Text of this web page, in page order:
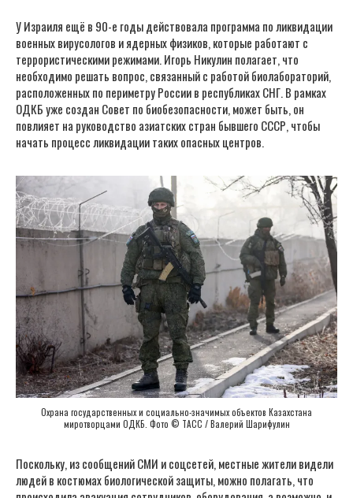
У Израиля ещё в 90-е годы действовала программа по ликвидации
военных вирусологов и ядерных физиков, которые работают с
террористическими режимами. Игорь Никулин полагает, что
необходимо решать вопрос, связанный с работой биолабораторий,
расположенных по периметру России в республиках СНГ. В рамках
ОДКБ уже создан Совет по биобезопасности, может быть, он
повлияет на руководство азиатских стран бывшего СССР, чтобы
начать процесс ликвидации таких опасных центров.
Охрана государственных и социально-значимых объектов Казахстана
миротворцами ОДКБ. Фото © ТАСС / Валерий Шарифулин
Поскольку, из сообщений СМИ и соцсетей, местные жители видели
людей в костюмах биологической защиты, можно полагать, что